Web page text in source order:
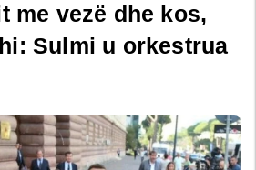
me vezë dhe kos,
Sulmi u orkestrua